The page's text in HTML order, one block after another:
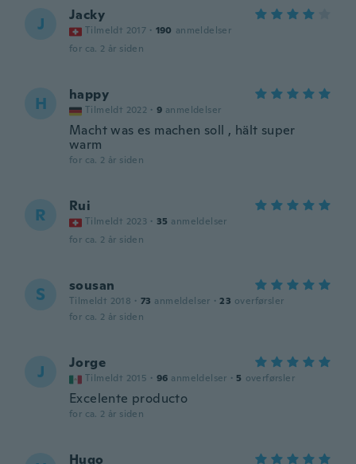
J Jacky
Tilmeldt 2017 · 190 anmeldelser
for ca. 2 år siden
H happy
Tilmeldt 2022 · 9 anmeldelser
Macht was es machen soll , hält super
warm
for ca. 2 år siden
R Rui
Tilmeldt 2023 · 35 anmeldelser
for ca. 2 år siden
S sousan
Tilmeldt 2018 · 73 anmeldelser · 23 overførsler
for ca. 2 år siden
J Jorge
Tilmeldt 2015 · 96 anmeldelser · 5 overførsler
Excelente producto
for ca. 2 år siden
Hugo